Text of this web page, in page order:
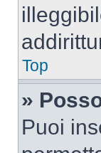
Top
»
Puoi